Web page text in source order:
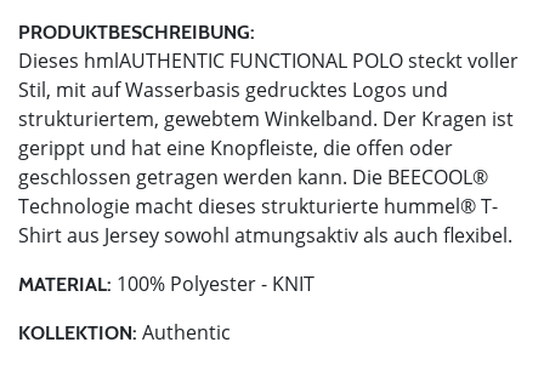
PRODUKTBESCHREIBUNG:
Dieses hmlAUTHENTIC FUNCTIONAL POLO steckt voller
Stil, mit auf Wasserbasis gedrucktes Logos und
strukturiertem, gewebtem Winkelband. Der Kragen ist
gerippt und hat eine Knopfleiste, die offen oder
geschlossen getragen werden kann. Die BEECOOL®
Technologie macht dieses strukturierte hummel® T-
Shirt aus Jersey sowohl atmungsaktiv als auch flexibel.
MATERIAL: 100% Polyester - KNIT
KOLLEKTION: Authentic